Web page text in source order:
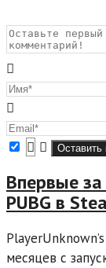
Впервые
PUBG в
месяцев с